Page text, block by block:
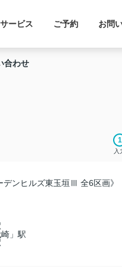
サービス ご予約 お問
合わせ
入
ンヒルズ東玉垣Ⅲ 全6区画》
」駅